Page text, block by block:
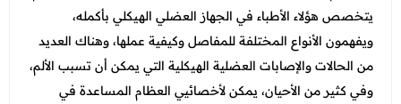
يتخصص هؤلاء الأطباء في الجهاز العضلي الهيكلي بأكمله،
ويفهمون الأنواع المختلفة للمفاصل وكيفية عملها، وهناك العديد
من الحالات والإصابات العضلية الهيكلية التي يمكن أن تسبب الألم،
وفي كثير من الأحيان، يمكن لأخصائيي العظام المساعدة في